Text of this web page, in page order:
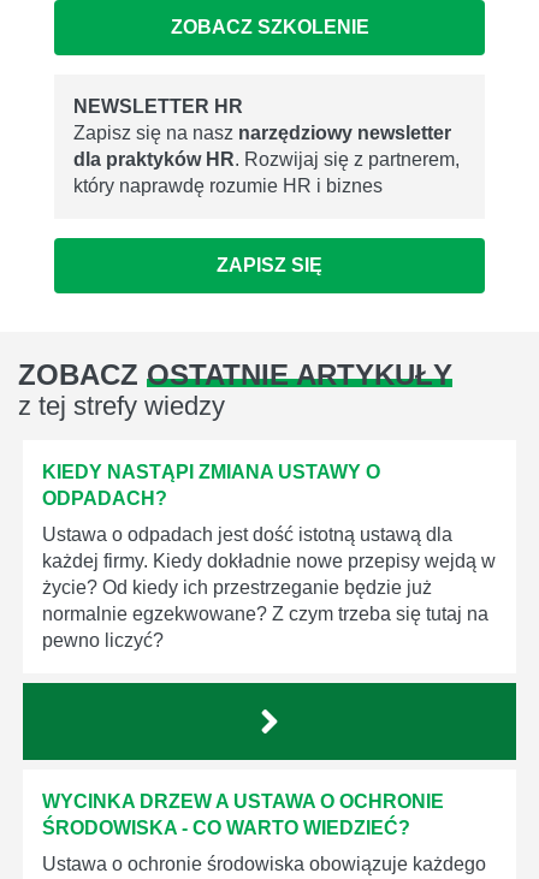
ZOBACZ SZKOLENIE
NEWSLETTER HR
Zapisz się na nasz narzędziowy newsletter
dla praktyków HR. Rozwijaj się z partnerem,
który naprawdę rozumie HR i biznes
ZAPISZ SIĘ
ZOBACZ OSTATNIE ARTYKUŁY
z tej strefy wiedzy
KIEDY NASTĄPI ZMIANA USTAWY O
ODPADACH?
Ustawa o odpadach jest dość istotną ustawą dla
każdej firmy. Kiedy dokładnie nowe przepisy wejdą w
życie? Od kiedy ich przestrzeganie będzie już
normalnie egzekwowane? Z czym trzeba się tutaj na
pewno liczyć?
WYCINKA DRZEW A USTAWA O OCHRONIE
ŚRODOWISKA - CO WARTO WIEDZIEĆ?
Ustawa o ochronie środowiska obowiązuje każdego